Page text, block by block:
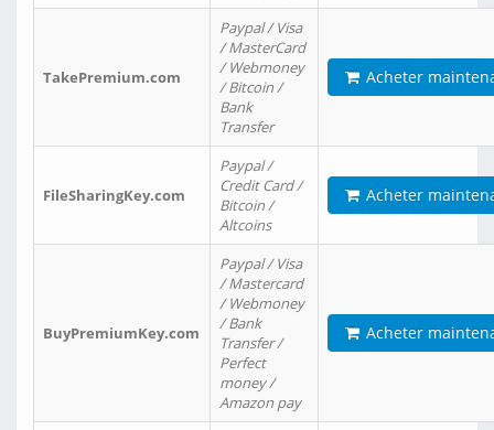
TakePremium.com
Paypal / Visa
/ MasterCard
/ Webmoney
/ Bitcoin /
Bank
Transfer
Acheter
FileSharingKey.com
Paypal /
Credit Card /
Bitcoin /
Altcoins
Acheter
BuyPremiumKey.com
Paypal / Visa
/ Mastercard
/ Webmoney
/ Bank
Transfer /
Perfect
money /
Amazon pay
Acheter